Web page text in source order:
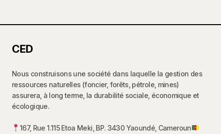
CED
Nous construisons une société dans laquelle la gestion des
ressources naturelles (foncier, forêts, pétrole, mines)
assurera, à long terme, la durabilité sociale, économique et
écologique.
167, Rue 1.115 Etoa Meki, BP. 3430 Yaoundé, Cameroun